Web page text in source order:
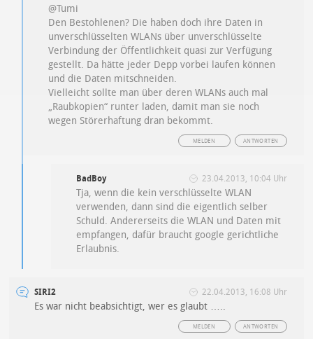
@Tumi
Den Bestohlenen? Die haben doch ihre Daten in
unverschlüsselten WLANs über unverschlüsselte
Verbindung der Öffentlichkeit quasi zur Verfügung
gestellt. Da hätte jeder Depp vorbei laufen können
und die Daten mitschneiden.
Vielleicht sollte man über deren WLANs auch mal
„Raubkopien“ runter laden, damit man sie noch
wegen Störerhaftung dran bekommt.
ANTWORTEN
MELDEN
BadBoy 23.04.2013, 10:04 Uhr
Tja, wenn die kein verschlüsselte WLAN
verwenden, dann sind die eigentlich selber
Schuld. Andererseits die WLAN und Daten mit
empfangen, dafür braucht google gerichtliche
Erlaubnis.
SIRI2 22.04.2013, 16:08 Uhr
Es war nicht beabsichtigt, wer es glaubt …..
ANTWORTEN
MELDEN